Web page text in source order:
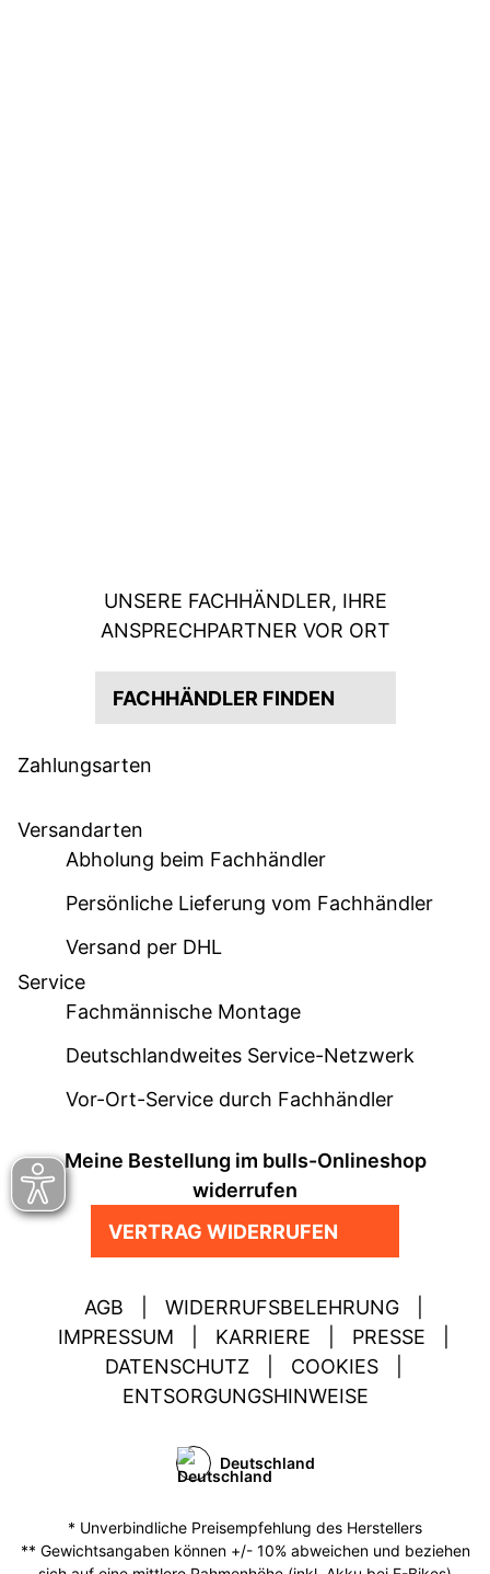
UNSERE FACHHÄNDLER, IHRE
ANSPRECHPARTNER VOR ORT
FACHHÄNDLER FINDEN
Zahlungsarten
Versandarten
Abholung beim Fachhändler
Persönliche Lieferung vom Fachhändler
Versand per DHL
Service
Fachmännische Montage
Deutschlandweites Service-Netzwerk
Vor-Ort-Service durch Fachhändler
Meine Bestellung im bulls-Onlineshop
widerrufen
VERTRAG WIDERRUFEN
AGB WIDERRUFSBELEHRUNG
IMPRESSUM
KARRIERE PRESSE
DATENSCHUTZ
COOKIES
ENTSORGUNGSHINWEISE
Deutschland
* Unverbindliche Preisempfehlung des Herstellers
** Gewichtsangaben können +/- 10% abweichen und beziehen